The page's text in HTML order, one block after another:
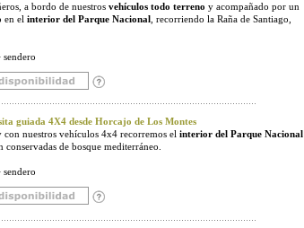
a bordo de nuestros vehículos todo terreno y acompañado por un
en el interior del Parque Nacional , recorriendo la Raña de Santiago,
sendero
guiada 4X4 desde Horcajo de Los Montes
nuestros vehículos 4x4 recorremos el interior del Parque Nacional
de bosque mediterráneo.
sendero